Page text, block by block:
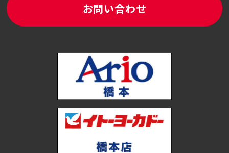
お問い合わせ